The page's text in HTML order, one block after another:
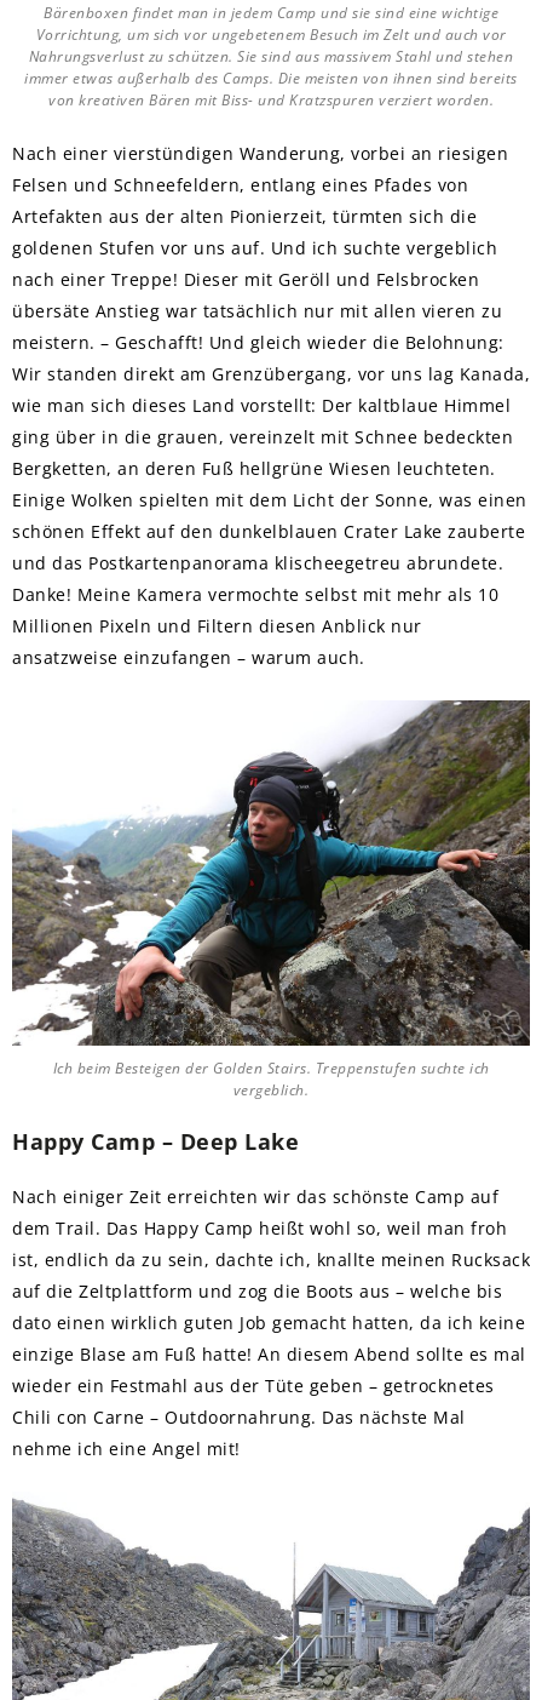
Bärenboxen findet man in jedem Camp und sie sind eine wichtige
Vorrichtung, um sich vor ungebetenem Besuch im Zelt und auch vor
Nahrungsverlust zu schützen. Sie sind aus massivem Stahl und stehen
immer etwas außerhalb des Camps. Die meisten von ihnen sind bereits
von kreativen Bären mit Biss- und Kratzspuren verziert worden.
Nach einer vierstündigen Wanderung, vorbei an riesigen
Felsen und Schneefeldern, entlang eines Pfades von
Artefakten aus der alten Pionierzeit, türmten sich die
goldenen Stufen vor uns auf. Und ich suchte vergeblich
nach einer Treppe! Dieser mit Geröll und Felsbrocken
übersäte Anstieg war tatsächlich nur mit allen vieren zu
meistern. – Geschafft! Und gleich wieder die Belohnung:
Wir standen direkt am Grenzübergang, vor uns lag Kanada,
wie man sich dieses Land vorstellt: Der kaltblaue Himmel
ging über in die grauen, vereinzelt mit Schnee bedeckten
Bergketten, an deren Fuß hellgrüne Wiesen leuchteten.
Einige Wolken spielten mit dem Licht der Sonne, was einen
schönen Effekt auf den dunkelblauen Crater Lake zauberte
und das Postkartenpanorama klischeegetreu abrundete.
Danke! Meine Kamera vermochte selbst mit mehr als 10
Millionen Pixeln und Filtern diesen Anblick nur
ansatzweise einzufangen – warum auch.
Ich beim Besteigen der Golden Stairs. Treppenstufen suchte ich
vergeblich.
Happy Camp – Deep Lake
Nach einiger Zeit erreichten wir das schönste Camp auf
dem Trail. Das Happy Camp heißt wohl so, weil man froh
ist, endlich da zu sein, dachte ich, knallte meinen Rucksack
auf die Zeltplattform und zog die Boots aus – welche bis
dato einen wirklich guten Job gemacht hatten, da ich keine
einzige Blase am Fuß hatte! An diesem Abend sollte es mal
wieder ein Festmahl aus der Tüte geben – getrocknetes
Chili con Carne – Outdoornahrung. Das nächste Mal
nehme ich eine Angel mit!